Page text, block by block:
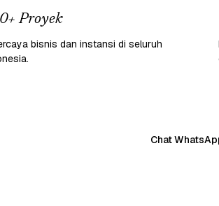
Proyek
bisnis dan instansi di seluruh
Chat